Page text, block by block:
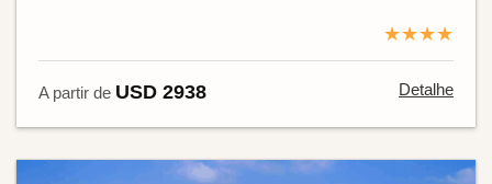
★★★★
A partir de USD 2938 Detalhe